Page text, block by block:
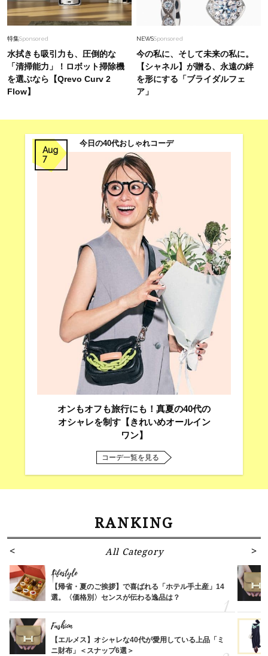
特集Sponsored
水拭きも吸引力も、圧倒的な
「清掃能力」！ロボット掃除機
を選ぶなら【Qrevo Curv 2
Flow】
NEWSSponsored
今の私に、そして未来の私に。
【シャネル】が贈る、永遠の絆
を形にする「ブライダルフェ
ア」
Aug
7
今日の40代おしゃれコーデ
オンもオフも旅行にも！真夏の40代の
オシャレを制す【きれいめオールイン
ワン】
コーデ一覧を見る
RANKING
All Category
Lifestyle
【帰省・夏のご挨拶】で喜ばれる「ホテル手土産」14
選。〈価格別〉センスが伝わる逸品は？
Fashion
【エルメス】オシャレな40代が愛用している上品「ミ
ニ財布」＜スナップ6選＞